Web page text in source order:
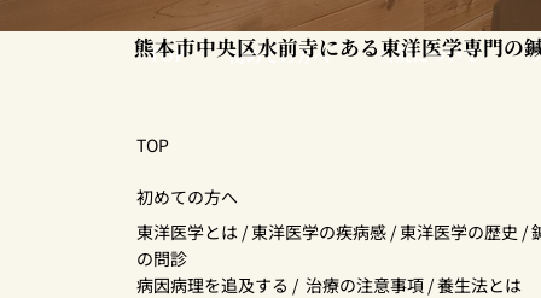
TOP 初めての方へ 当院について
熊本市中央区水前寺にある東洋医学専門の
TOP
初めての方へ
東洋医学とは/東洋医学の疾病感/東洋医学の歴史 /
の問診
病因病理を追及する / 治療の注意事項/養生法とは